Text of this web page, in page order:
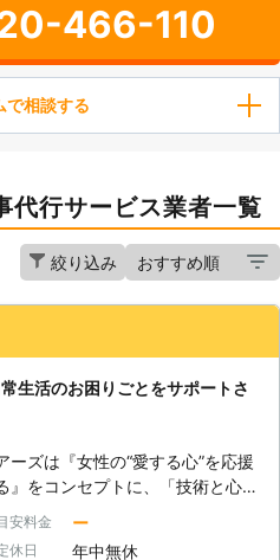
466-110
で相談する
代行サービス業者一覧
絞り込み
生活のお困りごとをサポートさ
ーズは『女性の“愛する心”を応援
』をコンセプトに、「技術と心の
上に対する教育の徹底」と「感謝と
」という2つの“こだわり”を企業
安料金 ー
休日 年中無休